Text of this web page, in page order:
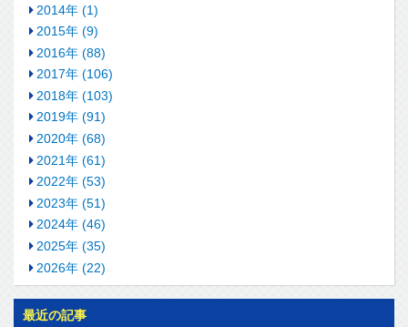
2014年 (1)
2015年 (9)
2016年 (88)
2017年 (106)
2018年 (103)
2019年 (91)
2020年 (68)
2021年 (61)
2022年 (53)
2023年 (51)
2024年 (46)
2025年 (35)
2026年 (22)
最近の記事